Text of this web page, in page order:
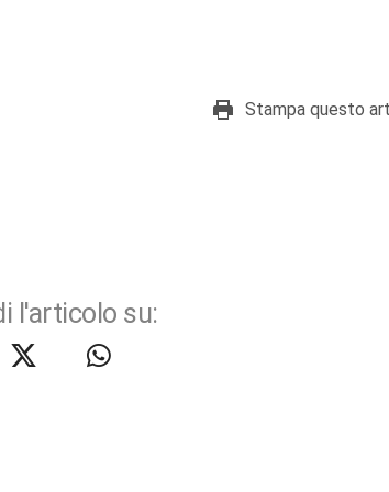
Stampa questo
l'articolo su: